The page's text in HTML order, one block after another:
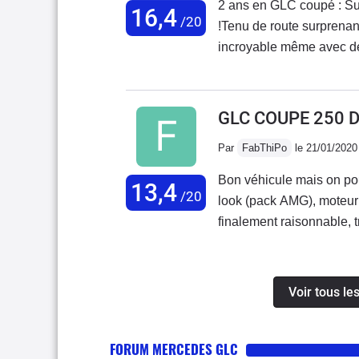
16,4/20
2 ans en GLC coupé :
!Tenu de route
incroyable même avec
11L/100 !Conso réelle
fois.Pas de CAR-Play
indispensable.Le coffre
(coupé) mais à un
confortablement 3 sans
aussi (4 pneus
13,4/20
GLC COUPE 250
Par FabThiPo le 21/01/2020
Bon véhicule mais on
look (pack AMG),
finalement raisonnable,
globalement trop
la trajectoire en
pouvait démonter le
Voir tous
FORUM MERCEDES GLC